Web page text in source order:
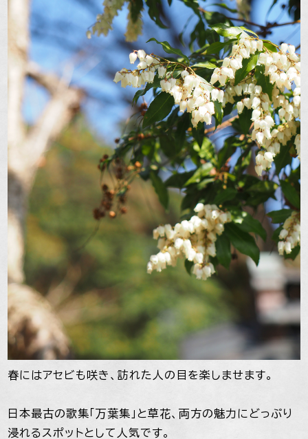
春にはアセビも咲き、訪れた人の目を楽しませます。
日本最古の歌集「万葉集」と草花、両方の魅力にどっぷり
浸れるスポットとして人気です。